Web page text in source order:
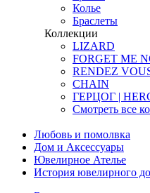
Колье
Браслеты
Коллекции
LIZARD
FORGET ME
RENDEZ
CHAIN
ГЕРЦОГ |
Смотреть все
Любовь и помолвка
Дом и Аксессуары
Ювелирное Ателье
История ювелирного